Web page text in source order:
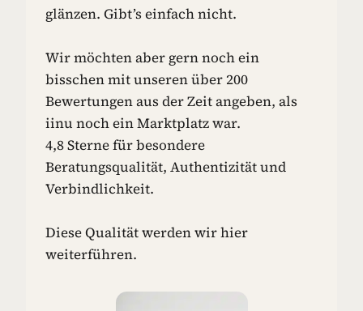
A
T
E
N
I
D
E
E
N
F
R
E
N
glänzen. Gibt’s einfach nicht.
Wir möchten aber gern noch ein
bisschen mit unseren über 200
Bewertungen aus der Zeit angeben, als
iinu noch ein Marktplatz war.
4,8 Sterne für besondere
Beratungsqualität, Authentizität und
Verbindlichkeit.
Diese Qualität werden wir hier
weiterführen.